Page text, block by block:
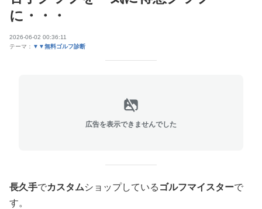
に・・・
2026-06-02 00:36:11
テーマ： ▼▼無料ゴルフ診断
広告を表示できませんでした
長久手でカスタムショップしている ゴルフマイスターで
す。